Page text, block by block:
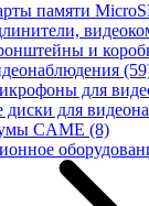
памяти
и
для
диски для
CAME (8)